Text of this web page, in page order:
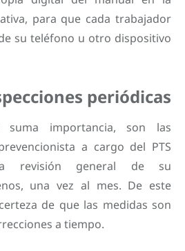
para que cada trabajador
su teléfono u otro dispositivo
periódicas
importancia, son las
a cargo del PTS
revisión general de su
una vez al mes. De este
de que las medidas son
a tiempo.